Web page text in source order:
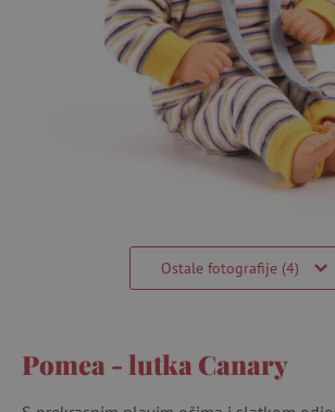
Ostale fotografije (4)
Pomea - lutka Canary